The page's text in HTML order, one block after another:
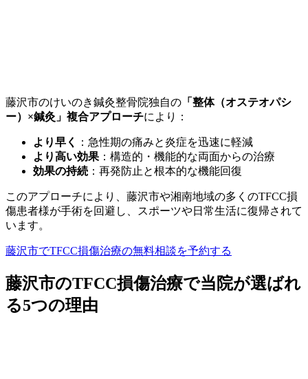
藤沢市のけいのき鍼灸整骨院独自の 「整体（オステオパシ
ー）×鍼灸」複合アプローチにより：
より早く
：急性期の痛みと炎症を迅速に軽減
より高い効果 ：構造的・機能的な両面からの治療
効果の持続 ：再発防止と根本的な機能回復
このアプローチにより、藤沢市や湘南地域の多くのTFCC損
傷患者様が手術を回避し、スポーツや日常生活に復帰されて
います。
藤沢市でTFCC損傷治療の無料相談を予約する
藤沢市のTFCC損傷治療で当院が選ばれ
る5つの理由